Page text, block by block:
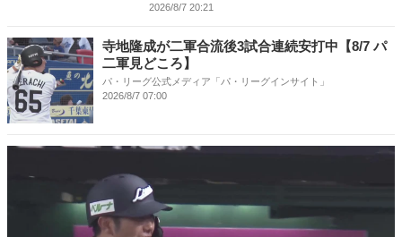
2026/8/7 20:21
寺地隆成が二軍合流後3試合連続安打中【8/7 パ
二軍見どころ】
パ・リーグ公式メディア「パ・リーグインサイト」
2026/8/7 07:00